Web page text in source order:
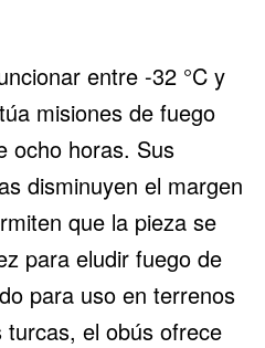
entre -32 °C y
misiones de fuego
ocho horas. Sus
disminuyen el margen
que la pieza se
para eludir fuego de
para uso en terrenos
el obús ofrece